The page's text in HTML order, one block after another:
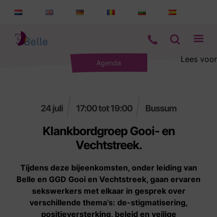
Lees voor
Wie zijn wij
Agenda
24 juli 17:00 tot 19:00 Bussum
Klankbordgroep Gooi- en
Vechtstreek.
Tijdens deze bijeenkomsten, onder leiding van
Belle en GGD Gooi en Vechtstreek, gaan ervaren
sekswerkers met elkaar in gesprek over
verschillende thema’s: de-stigmatisering,
positieversterking, beleid en veilige